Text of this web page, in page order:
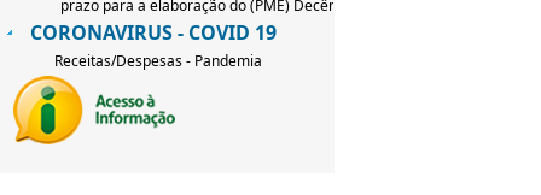
prazo para a elaboração do (PME) Decênio 2026-2036
CORONAVIRUS - COVID 19
Receitas/Despesas - Pandemia